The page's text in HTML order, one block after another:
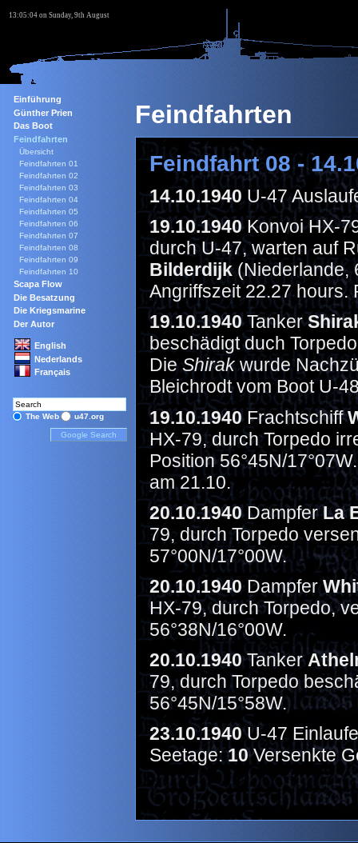
Feindfahrten
Feindfahrt 08 -
14.10.1940 U-47
19.10.1940Konvoi HX-
durch U-47, warten auf
Bilderdijk(Niederlande,
Angriffszeit 22.27 hours.
19.10.1940Tanker
beschädigt duch
DieShirakwurde
Bleichrodt vom Boot U-
19.10.1940Frachtschiff
HX-79, durch Torpedo
Position 56°45N/
am 21.10.
20.10.1940DampferLa
79, durch Torpedo
57°00N/17°00W.
20.10.1940Dampfer
HX-79, durch Torpedo,
56°38N/16°00W.
20.10.1940Tanker
79, durch Torpedo
56°45N/15°58W.
23.10.1940U-47
Seetage:10Versenkte
Einführung
Günther Prien
Das Boot
Feindfahrten
Übersicht
Feindfahrten 01
Feindfahrten 02
Feindfahrten 03
Feindfahrten 04
Feindfahrten 05
Feindfahrten 06
Feindfahrten 07
Feindfahrten 08
Feindfahrten 09
Feindfahrten 10
Scapa Flow
Die Besatzung
Die Kriegsmarine
Der Autor
English
Nederlands
Français
The Web u47.org
13:05:04 on Sunday, 9th August